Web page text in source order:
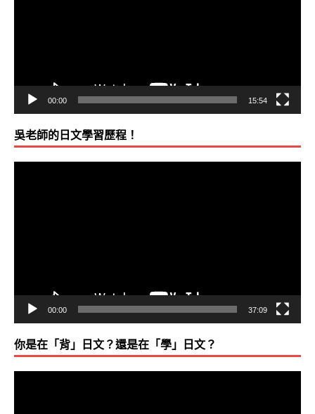
00:00 15:54
吳老師的日文學習歷程！
00:00 37:09
你是在「背」日文？還是在「學」日文？